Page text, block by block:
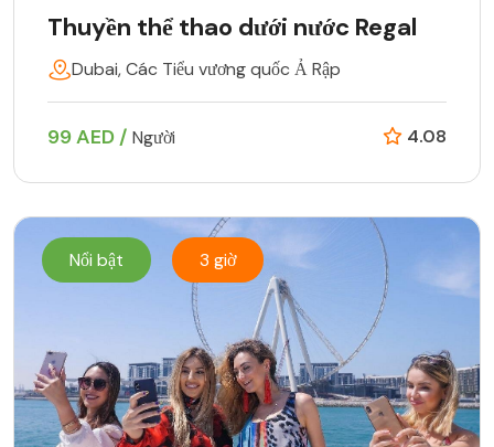
Thuyền thể thao dưới nước Regal
Dubai, Các Tiểu vương quốc Ả Rập
99 AED / Người 4.08
Nổi bật 3 giờ